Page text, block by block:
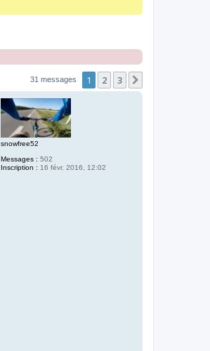
31 messages 1 2 3
snowfree52
Messages : 502
Inscription : 16 févr. 2016, 12:02